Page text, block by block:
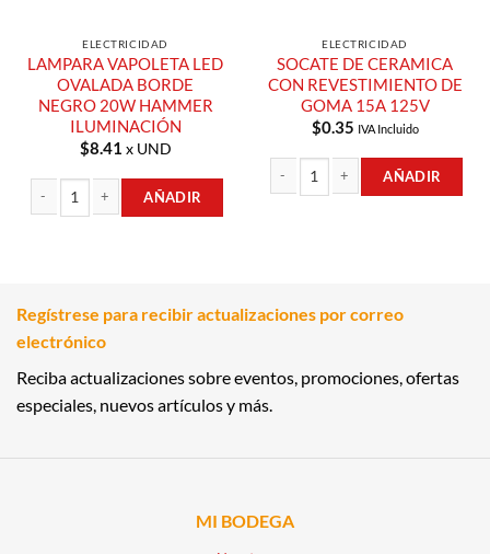
ELECTRICIDAD
LAMPARA VAPOLETA LED
OVALADA BORDE
NEGRO 20W HAMMER
ILUMINACIÓN
$8.41 x UND
AÑADIR
ELECTRICIDAD
SOCATE DE CERAMICA
CON REVESTIMIENTO DE
GOMA 15A 125V
$0.35 IVA Incluido
AÑADIR
Regístrese para recibir actualizaciones por correo
electrónico
Reciba actualizaciones sobre eventos, promociones, ofertas
especiales, nuevos artículos y más.
MI BODEGA